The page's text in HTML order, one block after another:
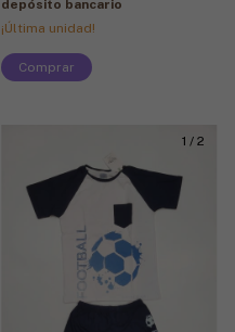
depósito bancario
¡Última unidad!
Comprar
1 / 2